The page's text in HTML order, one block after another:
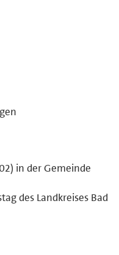
in der Gemeinde
des Landkreises Bad